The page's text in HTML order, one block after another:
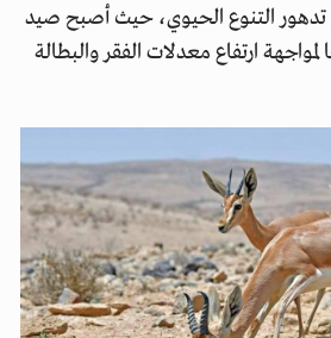
تدهور التنوع الحيوي، حيث أصبح صيد
ارتفاع معدلات الفقر والبطالة